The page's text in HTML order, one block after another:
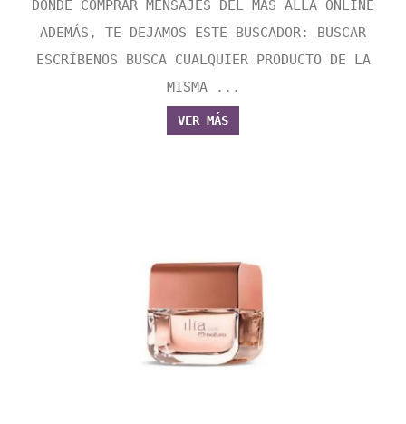
DONDE COMPRAR MENSAJES DEL MAS ALLA ONLINE
ADEMÁS, TE DEJAMOS ESTE BUSCADOR: BUSCAR
ESCRÍBENOS BUSCA CUALQUIER PRODUCTO DE LA
MISMA ...
VER MÁS